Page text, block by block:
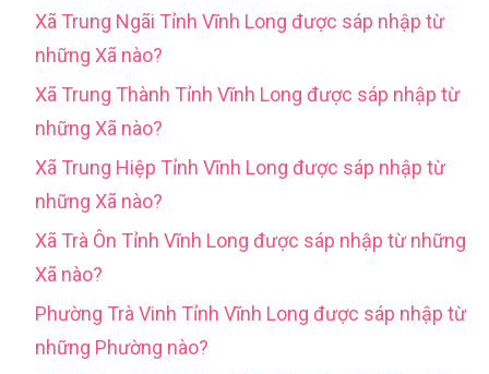
Xã Trung Ngãi Tỉnh Vĩnh Long được sáp nhập từ
những Xã nào?
Xã Trung Thành Tỉnh Vĩnh Long được sáp nhập từ
những Xã nào?
Xã Trung Hiệp Tỉnh Vĩnh Long được sáp nhập từ
những Xã nào?
Xã Trà Ôn Tỉnh Vĩnh Long được sáp nhập từ những
Xã nào?
Phường Trà Vinh Tỉnh Vĩnh Long được sáp nhập từ
những Phường nào?